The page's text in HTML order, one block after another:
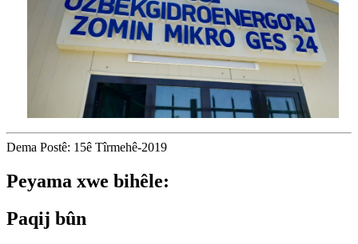
Dema Postê: 15ê Tîrmehê-2019
Peyama xwe bihêle:
Paqij bûn